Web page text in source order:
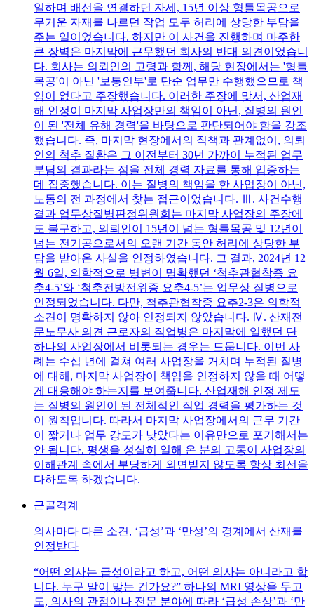
일하며 배선을 연결하던 자세, 15년 이상 형틀목공으로
무거운 자재를 나르던 작업 모두 허리에 상당한 부담을
주는 일이었습니다. 하지만 이 사건을 진행하며 마주한
큰 장벽은 마지막에 근무했던 회사의 반대 의견이었습니
다. 회사는 의뢰인의 고령과 함께, 해당 현장에서는 '형틀
목공'이 아닌 '보통인부'로 단순 업무만 수행했으므로 책
임이 없다고 주장했습니다. 이러한 주장에 맞서, 산업재
해 인정이 마지막 사업장만의 책임이 아닌, 질병의 원인
이 된 '전체 유해 경력'을 바탕으로 판단되어야 함을 강조
했습니다. 즉, 마지막 현장에서의 직책과 관계없이, 의뢰
인의 척추 질환은 그 이전부터 30년 가까이 누적된 업무
부담의 결과라는 점을 전체 경력 자료를 통해 입증하는
데 집중했습니다. 이는 질병의 책임을 한 사업장이 아닌,
노동의 전 과정에서 찾는 접근이었습니다. Ⅲ. 사건수행
결과 업무상질병판정위원회는 마지막 사업장의 주장에
도 불구하고, 의뢰인이 15년이 넘는 형틀목공 및 12년이
넘는 전기공으로서의 오랜 기간 동안 허리에 상당한 부
담을 받아온 사실을 인정하였습니다. 그 결과, 2024년 12
월 6일, 의학적으로 병변이 명확했던 ‘척추관협착증 요
추4-5’와 ‘척추전방전위증 요추4-5’는 업무상 질병으로
인정되었습니다. 다만, 척추관협착증 요추2-3은 의학적
소견이 명확하지 않아 인정되지 않았습니다. Ⅳ. 산재전
문노무사 의견 근로자의 직업병은 마지막에 일했던 단
하나의 사업장에서 비롯되는 경우는 드뭅니다. 이번 사
례는 수십 년에 걸쳐 여러 사업장을 거치며 누적된 질병
에 대해, 마지막 사업장이 책임을 인정하지 않을 때 어떻
게 대응해야 하는지를 보여줍니다. 산업재해 인정 제도
는 질병의 원인이 된 전체적인 직업 경력을 평가하는 것
이 원칙입니다. 따라서 마지막 사업장에서의 근무 기간
이 짧거나 업무 강도가 낮았다는 이유만으로 포기해서는
안 됩니다. 평생을 성실히 일해 온 분의 고통이 사업장의
이해관계 속에서 부당하게 외면받지 않도록 항상 최선을
다하도록 하겠습니다.
근골격계
의사마다 다른 소견, ‘급성’과 ‘만성’의 경계에서 산재를
인정받다
“어떤 의사는 급성이라고 하고, 어떤 의사는 아니라고 합
니다. 누구 말이 맞는 건가요?” 하나의 MRI 영상을 두고
도, 의사의 관점이나 전문 분야에 따라 ‘급성 손상’과 ‘만